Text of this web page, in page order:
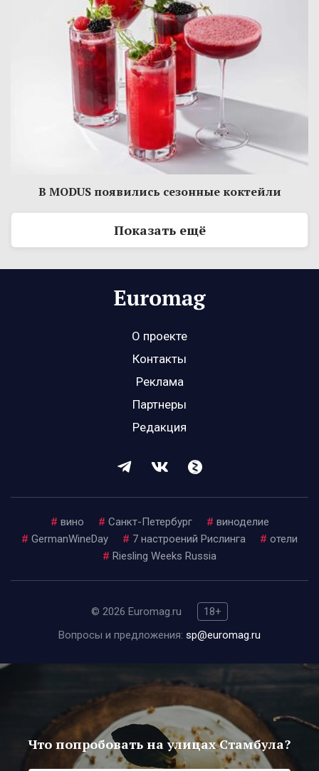
В MODUS появились сезонные коктейли
Показать ещё
О проекте
Контакты
Реклама
Партнеры
Редакция
# вино # Санкт-Петербург # виноделие
# GermanWineDay # 7 настроений Рислинга # отели
# Riesling Weeks Russia
© 2026 Euromag.ru
18+
Вопросы и предложения: sp@euromag.ru
Что попробовать на улицах Стамбула?